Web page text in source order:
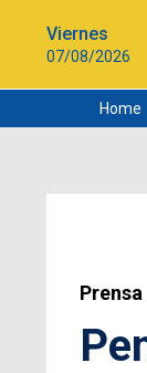
Viernes
07/08/2026
Home
Prensa